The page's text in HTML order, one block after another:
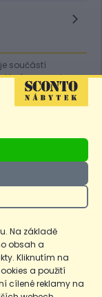
je součástí
který provozuje
Sconto.
následovně. Běžná
Clubu, **Akční
§12a je
pokud není Nejnižší
produktu.
Na základě
obsah a
Kliknutím na
a použití
cílené reklamy na